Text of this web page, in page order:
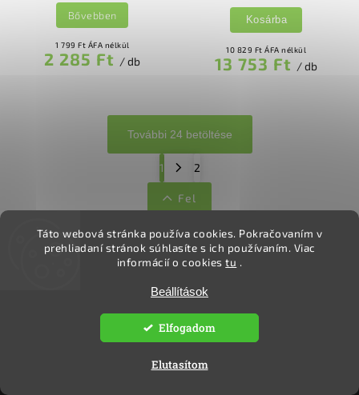
Táto webová stránka používa cookies. Pokračovaním v
prehliadaní stránok súhlasíte s ich používaním. Viac
informácií o cookiestu .
Beállítások
Elutasítom
Elfogadom
1 799 Ft ÁFA nélkül
2 285 Ft / db
Bővebben
10 829 Ft ÁFA nélkül
13 753 Ft / db
Kosárba
További 24 betöltése
1 2
Fel
ekoclovek.hu